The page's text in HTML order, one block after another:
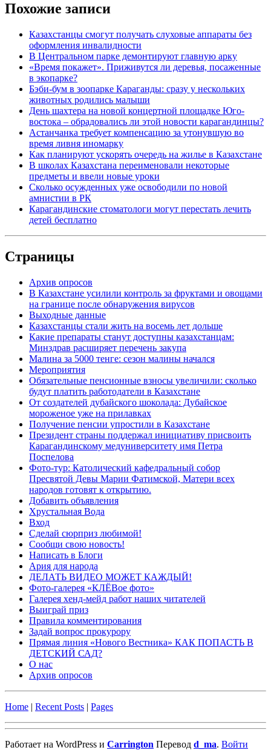
Похожие записи
Казахстанцы смогут получать слуховые аппараты без
оформления инвалидности
В Центральном парке демонтируют главную арку
«Время покажет». Приживутся ли деревья, посаженные
в экопарке?
Бэби-бум в зоопарке Караганды: сразу у нескольких
животных родились малыши
День шахтера на новой концертной площадке Юго-
востока – обрадовались ли этой новости карагандинцы?
Астанчанка требует компенсацию за утонувшую во
время ливня иномарку
Как планируют ускорять очередь на жилье в Казахстане
В школах Казахстана переименовали некоторые
предметы и ввели новые уроки
Сколько осужденных уже освободили по новой
амнистии в РК
Карагандинские стоматологи могут перестать лечить
детей бесплатно
Страницы
Архив опросов
В Казахстане усилили контроль за фруктами и овощами
на границе после обнаружения вирусов
Выходные данные
Казахстанцы стали жить на восемь лет дольше
Какие препараты станут доступны казахстанцам:
Минздрав расширяет перечень закупа
Малина за 5000 тенге: сезон малины начался
Мероприятия
Обязательные пенсионные взносы увеличили: сколько
будут платить работодатели в Казахстане
От создателей дубайского шоколада: Дубайское
мороженое уже на прилавках
Получение пенсии упростили в Казахстане
Президент страны поддержал инициативу присвоить
Карагандинскому медуниверситету имя Петра
Поспелова
Фото-тур: Католический кафедральный собор
Пресвятой Девы Марии Фатимской, Матери всех
народов готовят к открытию.
Добавить объявления
Хрустальная Вода
Вход
Сделай сюрприз любимой!
Сообщи свою новость!
Написать в Блоги
Ария для народа
ДЕЛАТЬ ВИДЕО МОЖЕТ КАЖДЫЙ!
Фото-галерея «КЛЁВое фото»
Галерея хенд-мейд работ наших читателей
Выиграй приз
Правила комментирования
Задай вопрос прокурору
Прямая линия «Нового Вестника» КАК ПОПАСТЬ В
ДЕТСКИЙ САД?
О нас
Архив опросов
Home | Recent Posts | Pages
Работает на WordPress и Carrington Перевод d_ma. Войти